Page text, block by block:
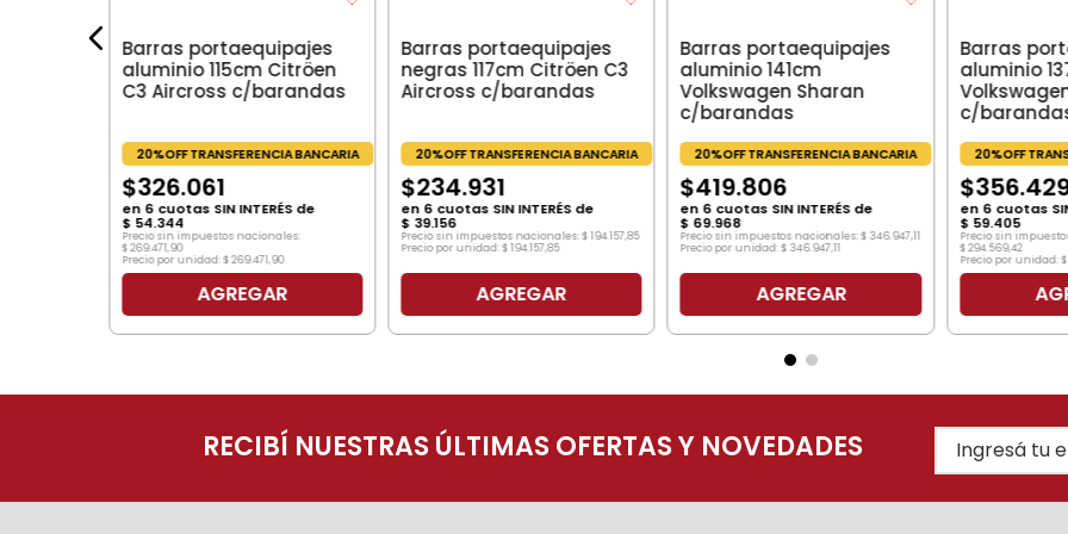
Barras portaequipajes
aluminio 115cm Citröen
C3 Aircross c/barandas
20%OFF TRANSFERENCIA BANCARIA
$326.061
en 6 cuotas SIN INTERÉS de
$ 54.344
Precio sin impuestos nacionales:
$269.471,90
Precio por unidad:$269.471,90
AGREGAR
Barras portaequipajes
negras 117cm Citröen C3
Aircross c/barandas
20%OFF TRANSFERENCIA BANCARIA
$234.931
en 6 cuotas SIN INTERÉS de
$ 39.156
Precio sin impuestos nacionales: $ 194.157,85
Precio por unidad: $ 194.157,85
AGREGAR
Barras portaequipajes
aluminio 141cm
Volkswagen Sharan
c/barandas
20%OFF TRANSFERENCIA BANCARIA
$419.806
en 6 cuotas SIN INTERÉS de
$ 69.968
Precio sin impuestos nacionales: $ 346.947,11
Precio por unidad: $ 346.947,11
AGREGAR
Barras
aluminio
c/
20%OFF
$356.
en 6 cuotas
$ 59.405
Precio sin
$294.569,42
Precio por unidad:$
RECIBÍ NUESTRAS ÚLTIMAS OFERTAS Y NOVEDADES